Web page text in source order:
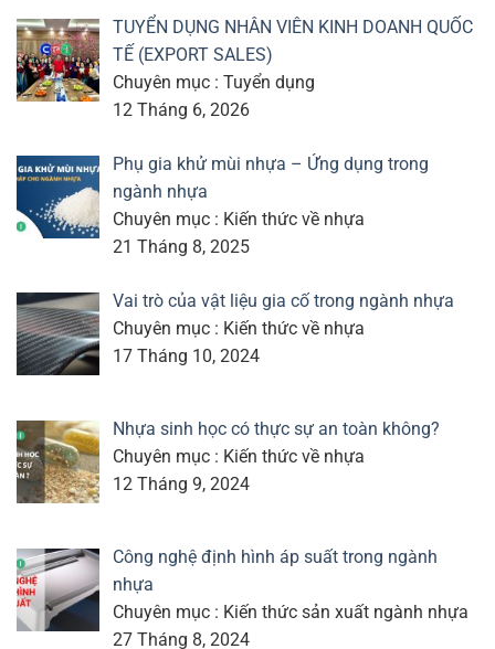
TUYỂN DỤNG NHÂN VIÊN KINH DOANH QUỐC
TẾ (EXPORT SALES)
Chuyên mục : Tuyển dụng
12 Tháng 6, 2026
Phụ gia khử mùi nhựa – Ứng dụng trong
ngành nhựa
Chuyên mục : Kiến thức về nhựa
21 Tháng 8, 2025
Vai trò của vật liệu gia cố trong ngành nhựa
Chuyên mục : Kiến thức về nhựa
17 Tháng 10, 2024
Nhựa sinh học có thực sự an toàn không?
Chuyên mục : Kiến thức về nhựa
12 Tháng 9, 2024
Công nghệ định hình áp suất trong ngành
nhựa
Chuyên mục : Kiến thức sản xuất ngành nhựa
27 Tháng 8, 2024